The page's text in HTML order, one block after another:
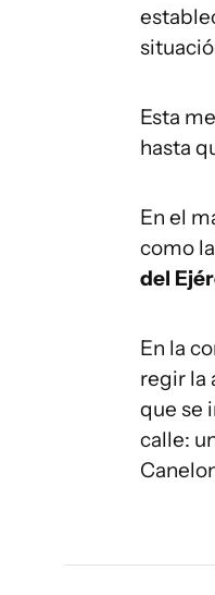
Esta
hasta
En el
como la
del
En la
regir la
que se
calle: